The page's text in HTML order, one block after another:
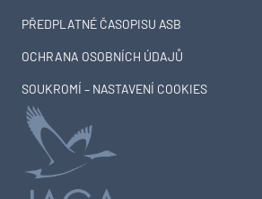
PŘEDPLATNÉ ČASOPISU ASB
OCHRANA OSOBNÍCH ÚDAJŮ
SOUKROMÍ – NASTAVENÍ COOKIES